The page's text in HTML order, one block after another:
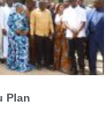
Plan